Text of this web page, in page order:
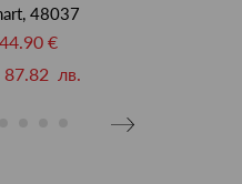
48037
44.90 €
87.82 лв.